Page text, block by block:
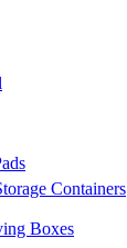
Containers
Boxes